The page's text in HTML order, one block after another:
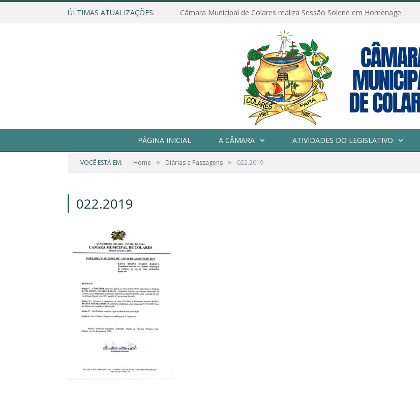
ÚLTIMAS ATUALIZAÇÕES: Câmara Municipal de Colares realiza Sessão Solene em Homenagem ao Dia das Mães
PÁGINA INICIAL A CÂMARA ATIVIDADES DO LEGISLATIVO
VOCÊ ESTÁ EM: Home » Diárias e Passagens » 022.2019
022.2019